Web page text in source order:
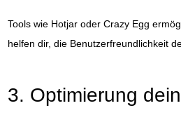
Tools wie Hotjar oder Crazy Egg
helfen dir, die Benutzerfreundlichkeit
3. Optimierung